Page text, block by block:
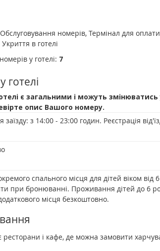
Обслуговування номерів, Термінал для
в готелі
у готелі: 7
є загальними і можуть змінюватись
опис Вашого номеру.
заїзду: з 14:00 - 23:00 годин. Реєстрація
спального місця для дітей віком від
при бронюванні. Проживання дітей до 6
місця безкоштовно.
ресторани і кафе, де можна замовити